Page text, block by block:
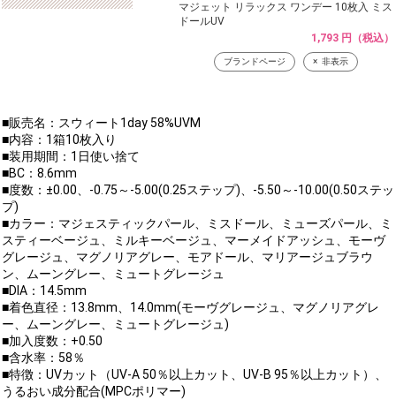
マジェット リラックス ワンデー 10枚入 ミス
ドールUV
1,793 円（税込）
ブランドページ 非表示
■販売名：スウィート1day 58%UVM
■内容：1箱10枚入り
■装用期間：1日使い捨て
■BC：8.6mm
■度数：±0.00、-0.75～-5.00(0.25ステップ)、-5.50～-10.00(0.50ステッ
プ)
■カラー：マジェスティックパール、ミスドール、ミューズパール、ミ
スティーベージュ、ミルキーベージュ、マーメイドアッシュ、モーヴ
グレージュ、マグノリアグレー、モアドール、マリアージュブラウ
ン、ムーングレー、ミュートグレージュ
■DIA：14.5mm
■着色直径：13.8mm、14.0mm(モーヴグレージュ、マグノリアグレ
ー、ムーングレー、ミュートグレージュ)
■加入度数：+0.50
■含水率：58％
■特徴：UVカット（UV-A 50％以上カット、UV-B 95％以上カット）、
うるおい成分配合(MPCポリマー)